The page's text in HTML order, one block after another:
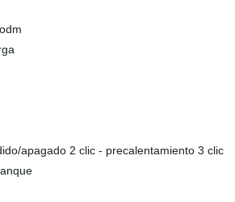
apagado 2 clic - precalentamiento 3 clic